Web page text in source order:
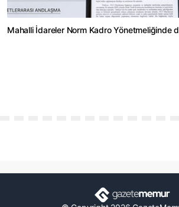
Mahalli İdareler Norm Kadro Yönetmeliğinde